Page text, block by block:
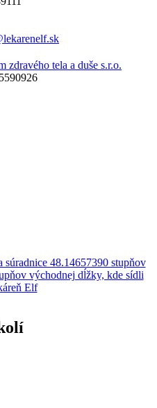
zdravého tela a duše s.r.o.